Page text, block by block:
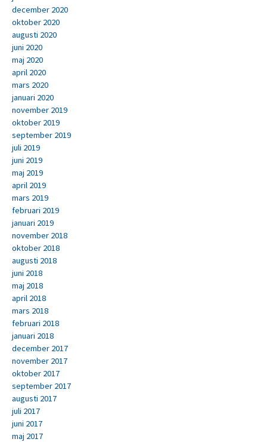
december 2020
oktober 2020
augusti 2020
juni 2020
maj 2020
april 2020
mars 2020
januari 2020
november 2019
oktober 2019
september 2019
juli 2019
juni 2019
maj 2019
april 2019
mars 2019
februari 2019
januari 2019
november 2018
oktober 2018
augusti 2018
juni 2018
maj 2018
april 2018
mars 2018
februari 2018
januari 2018
december 2017
november 2017
oktober 2017
september 2017
augusti 2017
juli 2017
juni 2017
maj 2017